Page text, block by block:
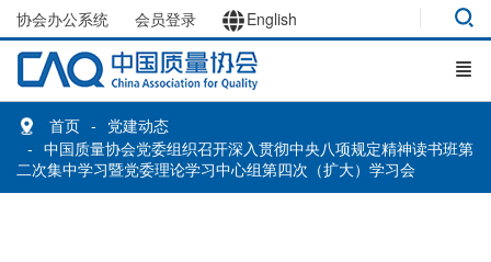
协会办公系统 会员登录 English
首页
党建动态
中国质量协会党委组织召开深入贯彻中央八项规定精神读书班第
二次集中学习暨党委理论学习中心组第四次（扩大）学习会